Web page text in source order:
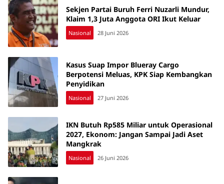
Sekjen Partai Buruh Ferri Nuzarli Mundur,
Klaim 1,3 Juta Anggota ORI Ikut Keluar
Nasional 28 Juni 2026
Kasus Suap Impor Blueray Cargo
Berpotensi Meluas, KPK Siap Kembangkan
Penyidikan
Nasional 27 Juni 2026
IKN Butuh Rp585 Miliar untuk Operasional
2027, Ekonom: Jangan Sampai Jadi Aset
Mangkrak
Nasional 26 Juni 2026